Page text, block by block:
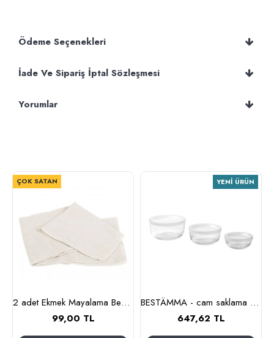
Ödeme Seçenekleri
İade Ve Sipariş İptal Sözleşmesi
Yorumlar
ÇOK SATAN
2 adet Ekmek Mayalama Bezi 50x70 cm, %100 Pamuk Amerikan Pasa Bezi
99,00 TL
YENI ÜRÜN
BESTÄMMA - cam saklama kabı seti (cam)
647,62 TL